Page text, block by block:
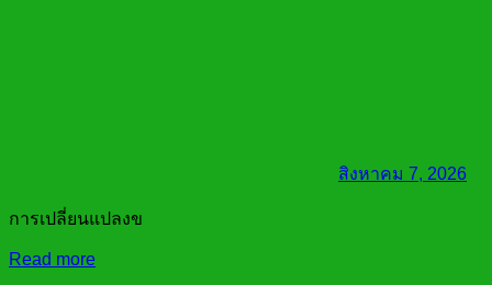
สิงหาคม 7, 2026
การเปลี่ยนแปลงข
Read more